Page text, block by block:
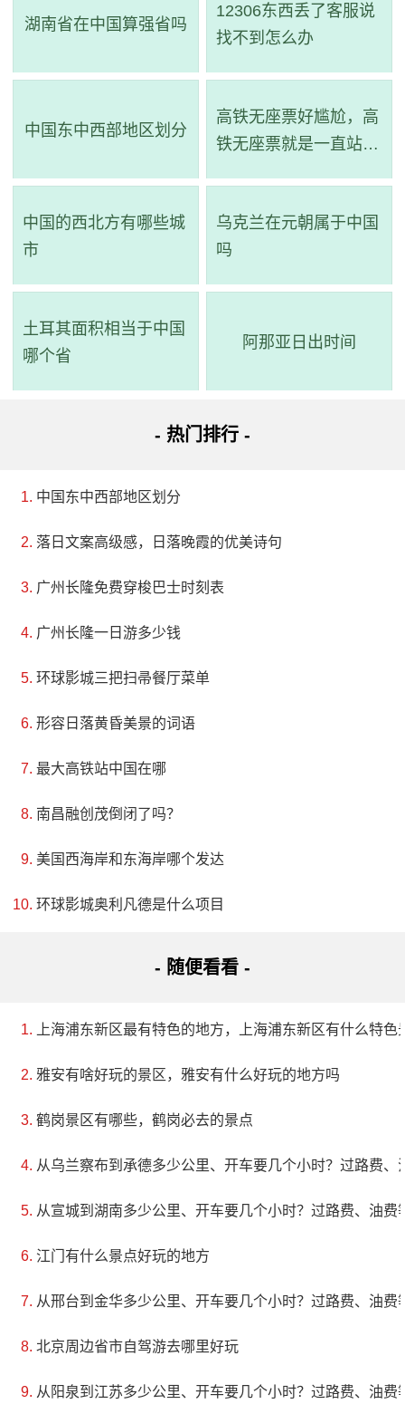
湖南省在中国算强省吗
12306东西丢了客服说
找不到怎么办
中国东中西部地区划分
高铁无座票好尴尬，高
铁无座票就是一直站着
中国的西北方有哪些城
市
乌克兰在元朝属于中国
吗
土耳其面积相当于中国
哪个省
阿那亚日出时间
- 热门排行 -
中国东中西部地区划分
落日文案高级感，日落晚霞的优美诗句
广州长隆免费穿梭巴士时刻表
广州长隆一日游多少钱
环球影城三把扫帚餐厅菜单
形容日落黄昏美景的词语
最大高铁站中国在哪
南昌融创茂倒闭了吗？
美国西海岸和东海岸哪个发达
环球影城奥利凡德是什么项目
- 随便看看 -
上海浦东新区最有特色的地方，上海浦东新区有什么特色
雅安有啥好玩的景区，雅安有什么好玩的地方吗
鹤岗景区有哪些，鹤岗必去的景点
从乌兰察布到承德多少公里、开车要几个小时？过路费、
从宣城到湖南多少公里、开车要几个小时？过路费、油费
江门有什么景点好玩的地方
从邢台到金华多少公里、开车要几个小时？过路费、油费
北京周边省市自驾游去哪里好玩
从阳泉到江苏多少公里、开车要几个小时？过路费、油费